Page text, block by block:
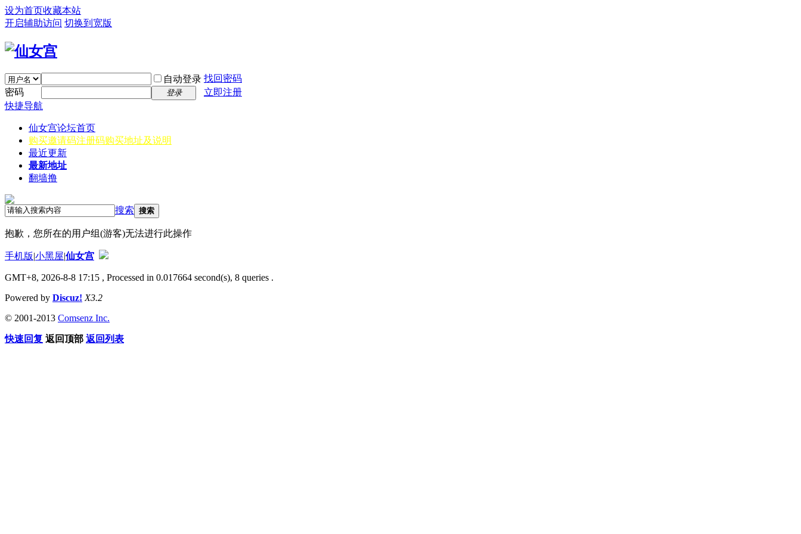
设为首页收藏本站
开启辅助访问 切换到宽版
自动登录 找回密码
密码
登录
立即注册
快捷导航
仙女宫论坛首页
购买邀请码注册码购买地址及说明
最近更新
最新地址
翻墙撸
搜索 搜索
抱歉，您所在的用户组(游客)无法进行此操作
手机版|小黑屋|仙女宫
GMT+8, 2026-8-8 17:15 , Processed in 0.017664 second(s), 8 queries .
Powered by Discuz! X3.2
© 2001-2013 Comsenz Inc.
快速回复 返回顶部 返回列表